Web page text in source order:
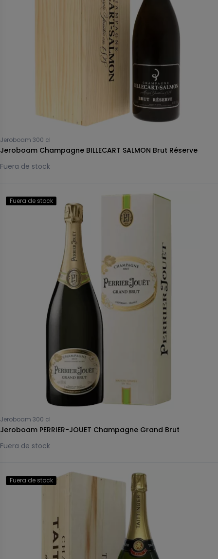
Jeroboam 300 cl
Jeroboam Champagne BILLECART SALMON Brut Réserve
Fuera de stock
Fuera de stock
Jeroboam 300 cl
Jeroboam PERRIER-JOUET Champagne Grand Brut
Fuera de stock
Fuera de stock